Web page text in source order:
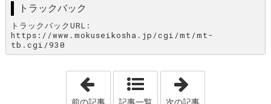
トラックバック
トラックバックURL:
https://www.mokuseikosha.jp/cgi/mt/mt-
tb.cgi/930
「広告と期待値」
前の記事 記事一覧 次の記事